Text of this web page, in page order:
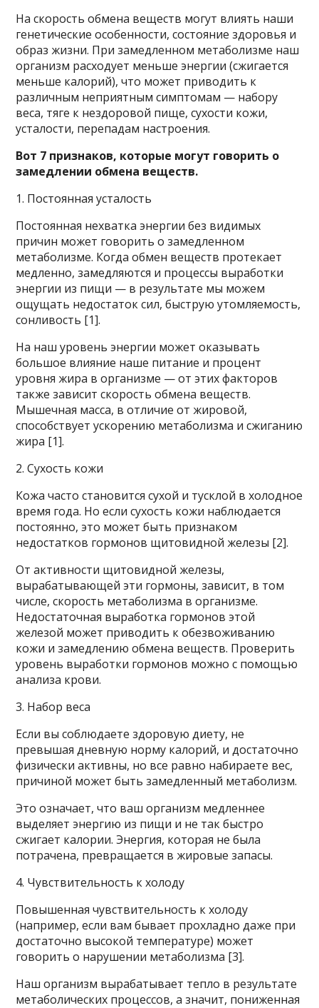
На скорость обмена веществ могут влиять наши
генетические особенности, состояние здоровья и
образ жизни. При замедленном метаболизме наш
организм расходует меньше энергии (сжигается
меньше калорий), что может приводить к
различным неприятным симптомам — набору
веса, тяге к нездоровой пище, сухости кожи,
усталости, перепадам настроения.
Вот 7 признаков, которые могут говорить о
замедлении обмена веществ.
1. Постоянная усталость
Постоянная нехватка энергии без видимых
причин может говорить о замедленном
метаболизме. Когда обмен веществ протекает
медленно, замедляются и процессы выработки
энергии из пищи — в результате мы можем
ощущать недостаток сил, быструю утомляемость,
сонливость [1].
На наш уровень энергии может оказывать
большое влияние наше питание и процент
уровня жира в организме — от этих факторов
также зависит скорость обмена веществ.
Мышечная масса, в отличие от жировой,
способствует ускорению метаболизма и сжиганию
жира [1].
2. Сухость кожи
Кожа часто становится сухой и тусклой в холодное
время года. Но если сухость кожи наблюдается
постоянно, это может быть признаком
недостатков гормонов щитовидной железы [2].
От активности щитовидной железы,
вырабатывающей эти гормоны, зависит, в том
числе, скорость метаболизма в организме.
Недостаточная выработка гормонов этой
железой может приводить к обезвоживанию
кожи и замедлению обмена веществ. Проверить
уровень выработки гормонов можно с помощью
анализа крови.
3. Набор веса
Если вы соблюдаете здоровую диету, не
превышая дневную норму калорий, и достаточно
физически активны, но все равно набираете вес,
причиной может быть замедленный метаболизм.
Это означает, что ваш организм медленнее
выделяет энергию из пищи и не так быстро
сжигает калории. Энергия, которая не была
потрачена, превращается в жировые запасы.
4. Чувствительность к холоду
Повышенная чувствительность к холоду
(например, если вам бывает прохладно даже при
достаточно высокой температуре) может
говорить о нарушении метаболизма [3].
Наш организм вырабатывает тепло в результате
метаболических процессов, а значит, пониженная